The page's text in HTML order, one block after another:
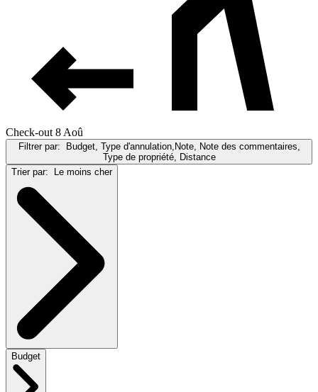
Check-out 8 Aoû
Filtrer par: Budget, Type d'annulation,Note, Note des commentaires,
Type de propriété, Distance
Trier par: Le moins cher
Budget